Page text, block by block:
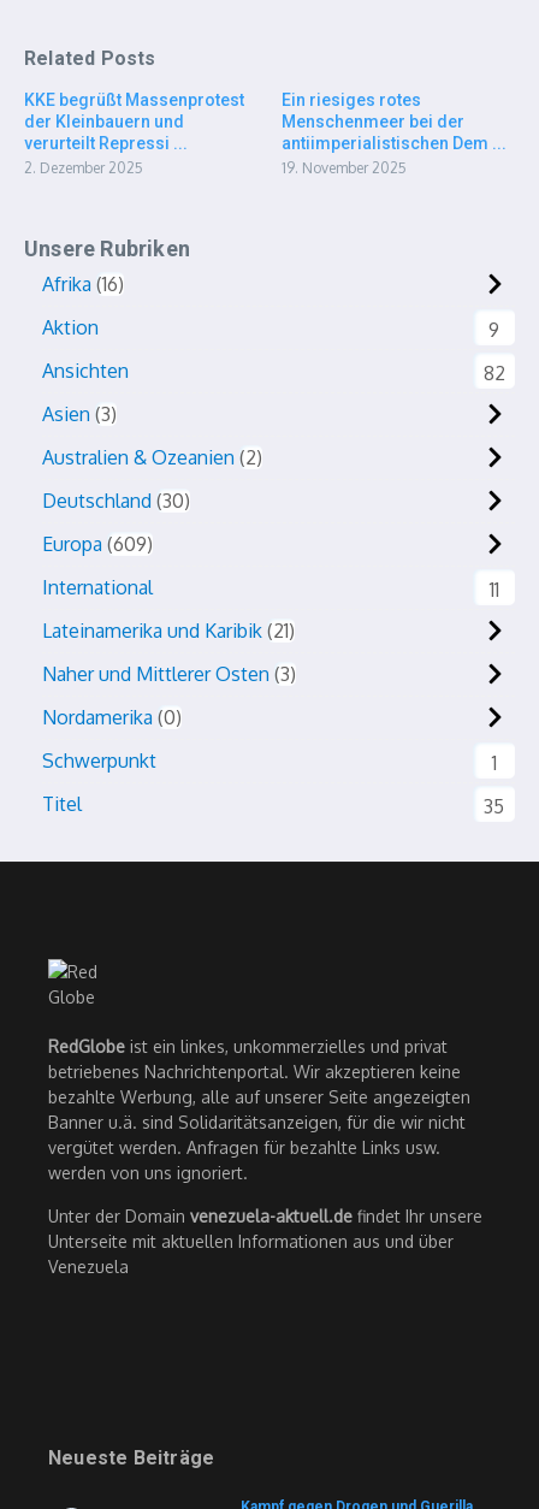
Related Posts
KKE begrüßt Massenprotest
der Kleinbauern und
verurteilt Repressi ...
2. Dezember 2025
Ein riesiges rotes
Menschenmeer bei der
antiimperialistischen Dem ...
19. November 2025
Unsere Rubriken
Afrika 16
Aktion
9
Ansichten
82
Asien 3
Australien & Ozeanien 2
Deutschland 30
Europa 609
International
11
Lateinamerika und Karibik 21
Naher und Mittlerer Osten 3
Nordamerika 0
Schwerpunkt
1
Titel
35
RedGlobe ist ein linkes, unkommerzielles und privat
betriebenes Nachrichtenportal. Wir akzeptieren keine
bezahlte Werbung, alle auf unserer Seite angezeigten
Banner u.ä. sind Solidaritätsanzeigen, für die wir nicht
vergütet werden. Anfragen für bezahlte Links usw.
werden von uns ignoriert.
Unter der Domain venezuela-aktuell.de findet Ihr unsere
Unterseite mit aktuellen Informationen aus und über
Venezuela
Neueste Beiträge